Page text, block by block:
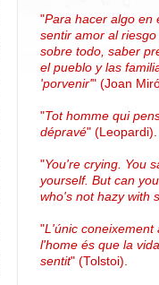
"Para hacer algo en
sentir amor al
sobre todo, saber
el pueblo y las
'porvenir'" (Joan
"Tot homme qui
dépravé" (Leopardi).
"You're crying. You
yourself. But can
who's not hazy with
"L'únic coneixement
l'home és que la
sentit" (Tolstoi).